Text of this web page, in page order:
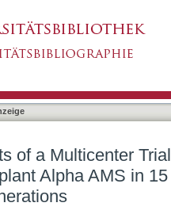
the New Electronic
of a Multicenter
Alpha AMS in